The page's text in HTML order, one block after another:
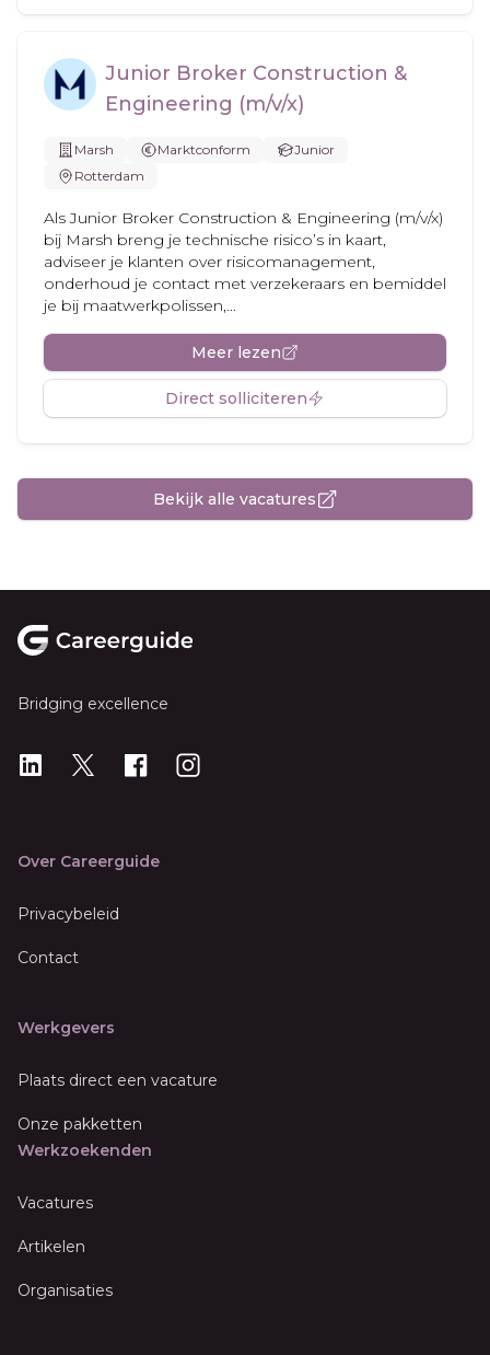
Junior Broker Construction &
Engineering (m/v/x)
Marsh Marktconform
Junior
Rotterdam
Als Junior Broker Construction & Engineering (m/v/x)
bij Marsh breng je technische risico’s in kaart,
adviseer je klanten over risicomanagement,
onderhoud je contact met verzekeraars en bemiddel
je bij maatwerkpolissen,...
Meer lezen
Direct solliciteren
Bekijk alle vacatures
Bridging excellence
LinkedIn
X Instagram
Over Careerguide
Privacybeleid
Contact
Werkgevers
Plaats direct een vacature
Onze pakketten
Werkzoekenden
Vacatures
Artikelen
Organisaties